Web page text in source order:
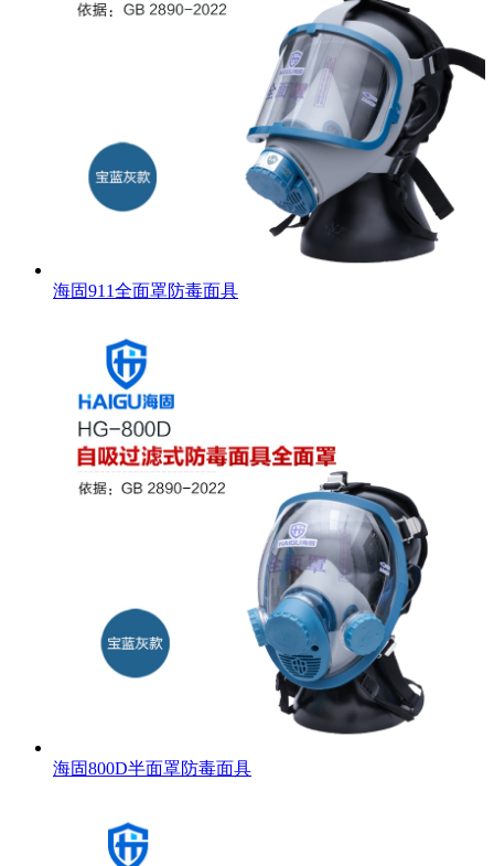
海固911全面罩防毒面具
海固800D半面罩防毒面具